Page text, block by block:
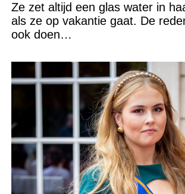
Ze zet altijd een glas water in
als ze op vakantie gaat. De
ook doen…